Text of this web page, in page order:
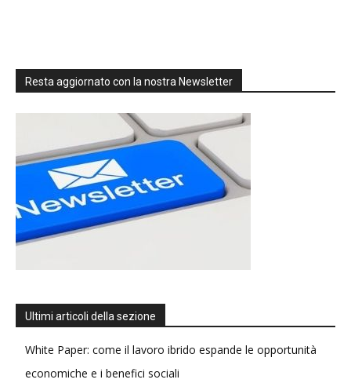
Resta aggiornato con la nostra Newsletter
Ultimi articoli della sezione
White Paper: come il lavoro ibrido espande le opportunità
economiche e i benefici sociali